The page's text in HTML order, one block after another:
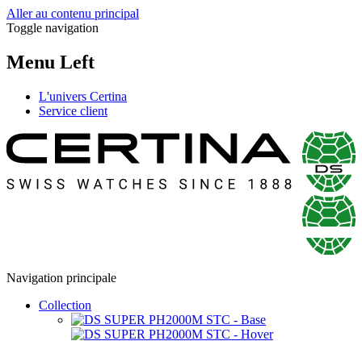
Aller au contenu principal
Toggle navigation
Menu Left
L'univers Certina
Service client
Navigation principale
Collection